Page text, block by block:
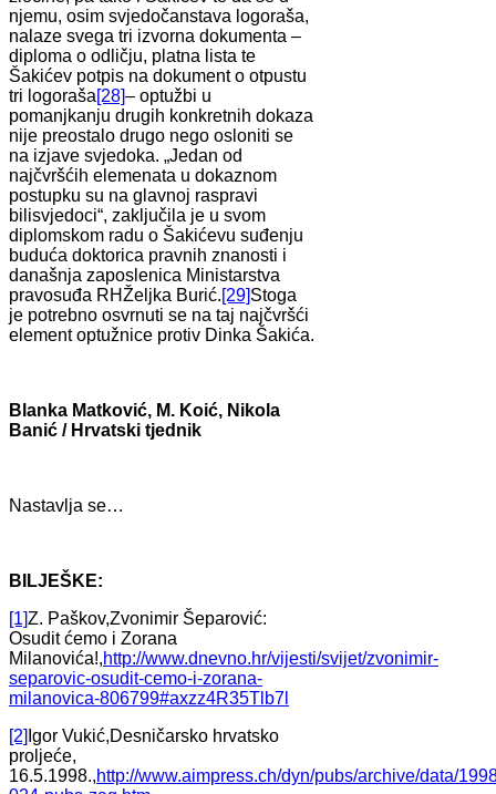
njemu, osim svjedočanstava logoraša,
nalaze svega tri izvorna dokumenta –
diploma o odličju, platna lista te
Šakićev potpis na dokument o otpustu
tri logoraša[28]– optužbi u
pomanjkanju drugih konkretnih dokaza
nije preostalo drugo nego osloniti se
na izjave svjedoka. „Jedan od
najčvršćih elemenata u dokaznom
postupku su na glavnoj raspravi
bilisvjedoci“, zaključila je u svom
diplomskom radu o Šakićevu suđenju
buduća doktorica pravnih znanosti i
današnja zaposlenica Ministarstva
pravosuđa RHŽeljka Burić.[29]Stoga
je potrebno osvrnuti se na taj najčvršći
element optužnice protiv Dinka Šakića.
Blanka Matković, M. Koić, Nikola
Banić / Hrvatski tjednik
Nastavlja se…
BILJEŠKE:
[1]Z. Paškov,Zvonimir Šeparović:
Osudit ćemo i Zorana
Milanovića!,http://www.dnevno.hr/vijesti/svijet/zvonimir-
separovic-osudit-cemo-i-zorana-
milanovica-806799#axzz4R35Tlb7l
[2] Igor Vukić,Desničarsko hrvatsko
proljeće,
16.5.1998.,http://www.aimpress.ch/dyn/pubs/archive/data/